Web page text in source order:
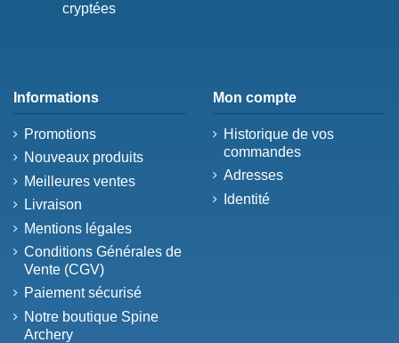
cryptées
Informations
Promotions
Nouveaux produits
Meilleures ventes
Livraison
Mentions légales
Conditions Générales de
Vente (CGV)
Paiement sécurisé
Notre boutique Spine
Archery
Mon compte
Historique de vos
commandes
Adresses
Identité